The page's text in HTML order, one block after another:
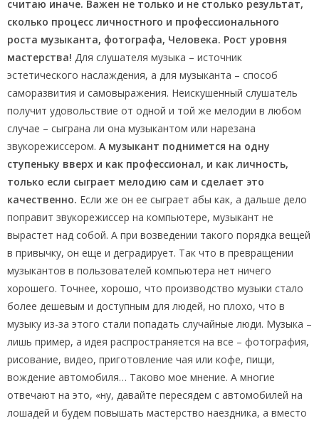
считаю иначе. Важен не только и не столько результат,
сколько процесс личностного и профессионального
роста музыканта, фотографа, Человека. Рост уровня
мастерства! Для слушателя музыка – источник
эстетического наслаждения, а для музыканта – способ
саморазвития и самовыражения. Неискушенный слушатель
получит удовольствие от одной и той же мелодии в любом
случае – сыграна ли она музыкантом или нарезана
звукорежиссером. А музыкант поднимется на одну
ступеньку вверх и как профессионал, и как личность,
только если сыграет мелодию сам и сделает это
качественно. Если же он ее сыграет абы как, а дальше дело
поправит звукорежиссер на компьютере, музыкант не
вырастет над собой. А при возведении такого порядка вещей
в привычку, он еще и деградирует. Так что в превращении
музыкантов в пользователей компьютера нет ничего
хорошего. Точнее, хорошо, что производство музыки стало
более дешевым и доступным для людей, но плохо, что в
музыку из-за этого стали попадать случайные люди. Музыка –
лишь пример, а идея распространяется на все – фотография,
рисование, видео, приготовление чая или кофе, пищи,
вождение автомобиля… Таково мое мнение. А многие
отвечают на это, «ну, давайте пересядем с автомобилей на
лошадей и будем повышать мастерство наездника, а вместо